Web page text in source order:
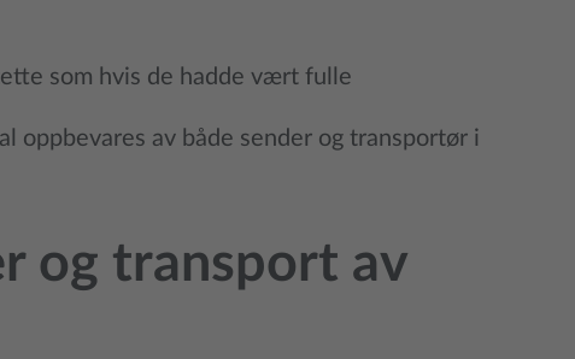
som hvis de hadde vært fulle
oppbevares av både sender og transportør i
og transport av